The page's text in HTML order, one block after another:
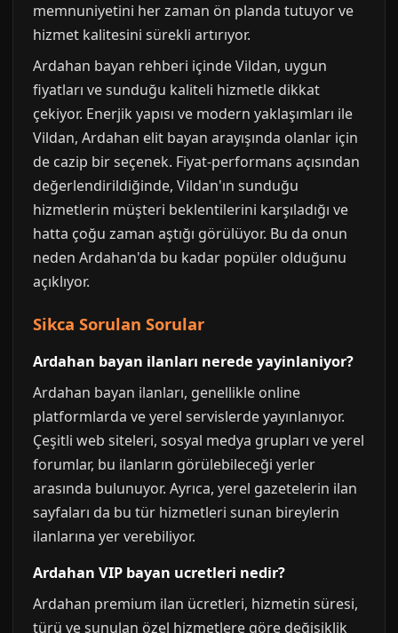
memnuniyetini her zaman ön planda tutuyor ve
hizmet kalitesini sürekli artırıyor.
Ardahan bayan rehberi içinde Vildan, uygun
fiyatları ve sunduğu kaliteli hizmetle dikkat
çekiyor. Enerjik yapısı ve modern yaklaşımları ile
Vildan, Ardahan elit bayan arayışında olanlar için
de cazip bir seçenek. Fiyat-performans açısından
değerlendirildiğinde, Vildan'ın sunduğu
hizmetlerin müşteri beklentilerini karşıladığı ve
hatta çoğu zaman aştığı görülüyor. Bu da onun
neden Ardahan'da bu kadar popüler olduğunu
açıklıyor.
Sikca Sorulan Sorular
Ardahan bayan ilanları nerede yayinlaniyor?
Ardahan bayan ilanları, genellikle online
platformlarda ve yerel servislerde yayınlanıyor.
Çeşitli web siteleri, sosyal medya grupları ve yerel
forumlar, bu ilanların görülebileceği yerler
arasında bulunuyor. Ayrıca, yerel gazetelerin ilan
sayfaları da bu tür hizmetleri sunan bireylerin
ilanlarına yer verebiliyor.
Ardahan VIP bayan ucretleri nedir?
Ardahan premium ilan ücretleri, hizmetin süresi,
türü ve sunulan özel hizmetlere göre değişiklik